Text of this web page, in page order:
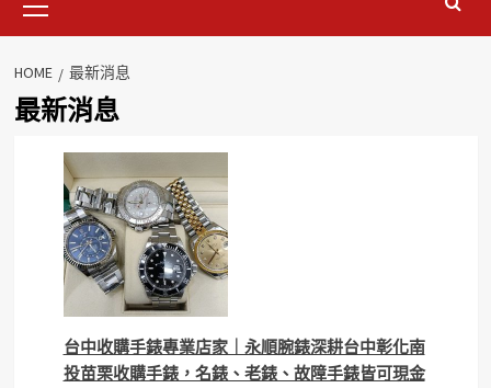
Menu
HOME 最新消息
最新消息
台中收購手錶專業店家｜永順腕錶深耕台中彰化南
投苗栗收購手錶，名錶、老錶、故障手錶皆可現金